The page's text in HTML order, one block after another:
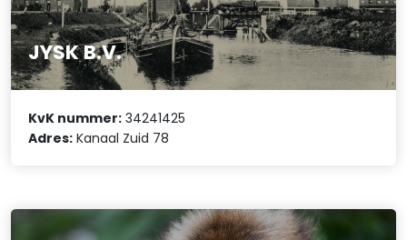
JYSK B.V.
KvK nummer: 34241425
Adres: Kanaal Zuid 78